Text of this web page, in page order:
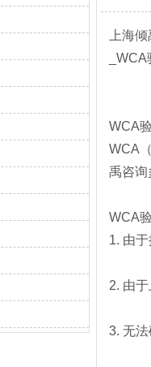
上海
WCA
WCA
禹咨询
WCA
1. 由
2. 由
3. 无